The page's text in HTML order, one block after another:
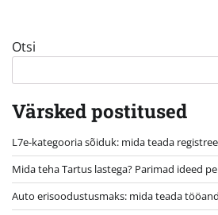
Otsi
Värsked postitused
L7e-kategooria sõiduk: mida teada
Mida teha Tartus lastega? Parimad ideed
Auto erisoodustusmaks: mida teada